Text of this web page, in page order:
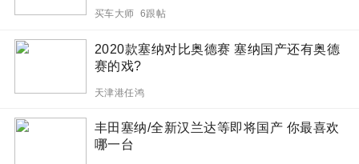
买车大师 6跟帖
2020款塞纳对比奥德赛 塞纳国产还有奥德
赛的戏?
天津港任鸿
丰田塞纳/全新汉兰达等即将国产 你最喜欢
哪一台